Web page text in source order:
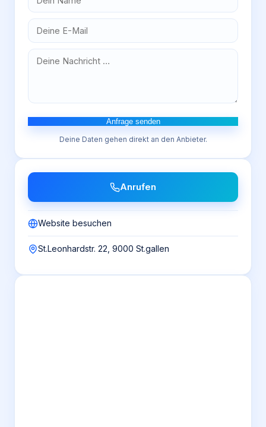
Anfrage senden
Deine Daten gehen direkt an den Anbieter.
Anrufen
Website besuchen
St.Leonhardstr. 22, 9000 St.gallen